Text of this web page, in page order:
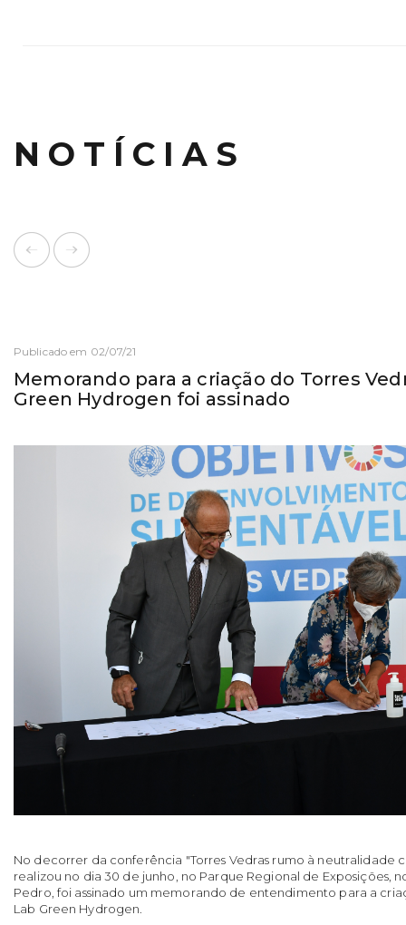
NOTÍCIAS
Publicado em 02/07/21
Memorando para a criação do Torres
Green Hydrogen foi assinado
No decorrer da conferência "Torres Vedras rumo à neutralidade
realizou no dia 30 de junho, no Parque Regional de Exposições,
Pedro, foi assinado um memorando de entendimento para a
Lab Green Hydrogen.